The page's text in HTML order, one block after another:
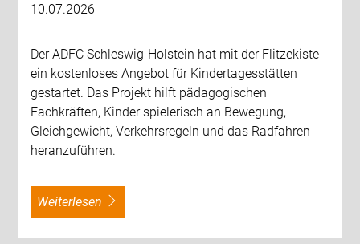
10.07.2026
Der ADFC Schleswig-Holstein hat mit der Flitzekiste
ein kostenloses Angebot für Kindertagesstätten
gestartet. Das Projekt hilft pädagogischen
Fachkräften, Kinder spielerisch an Bewegung,
Gleichgewicht, Verkehrsregeln und das Radfahren
heranzuführen.
weiterlesen